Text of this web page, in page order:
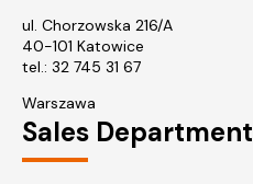
ul. Chorzowska 216/A
40-101 Katowice
tel.: 32 745 31 67
Warszawa
Sales Department